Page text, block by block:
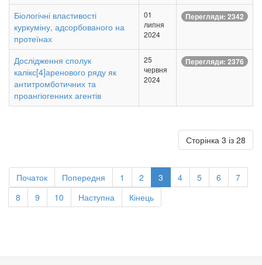
Біологічні властивості
куркуміну, адсорбованого на
протеїнах
01
липня
2024
Перегляди: 2342
Дослідження сполук
калікс[4]аренового ряду як
антитромботичних та
проангіогенних агентів
25
червня
2024
Перегляди: 2376
Сторінка 3 із 28
Початок Попередня 1 2 3 4 5 6
7
8
9 10 Наступна Кінець